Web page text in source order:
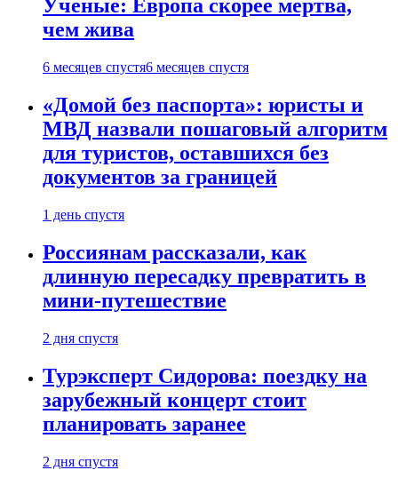
Ученые: Европа скорее мертва,
чем жива
6 месяцев спустя6 месяцев спустя
«Домой без паспорта»: юристы и
МВД назвали пошаговый алгоритм
для туристов, оставшихся без
документов за границей
1 день спустя
Россиянам рассказали, как
длинную пересадку превратить в
мини-путешествие
2 дня спустя
Турэксперт Сидорова: поездку на
зарубежный концерт стоит
планировать заранее
2 дня спустя